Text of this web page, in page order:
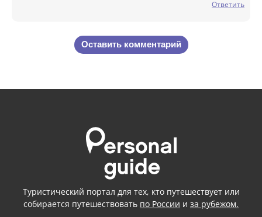
Ответить
Оставить комментарий
Туристический портал для тех, кто путешествует или
собирается путешествовать по России и за рубежом.